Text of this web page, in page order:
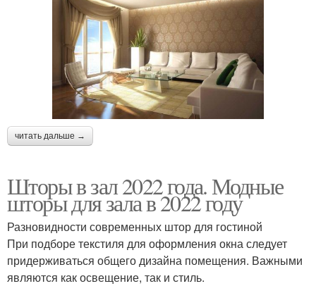
читать дальше →
Шторы в зал 2022 года. Модные
шторы для зала в 2022 году
Разновидности современных штор для гостиной
При подборе текстиля для оформления окна следует
придерживаться общего дизайна помещения. Важными
являются как освещение, так и стиль.